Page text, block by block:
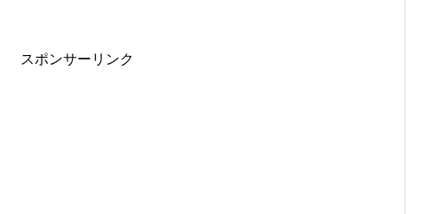
スポンサーリンク